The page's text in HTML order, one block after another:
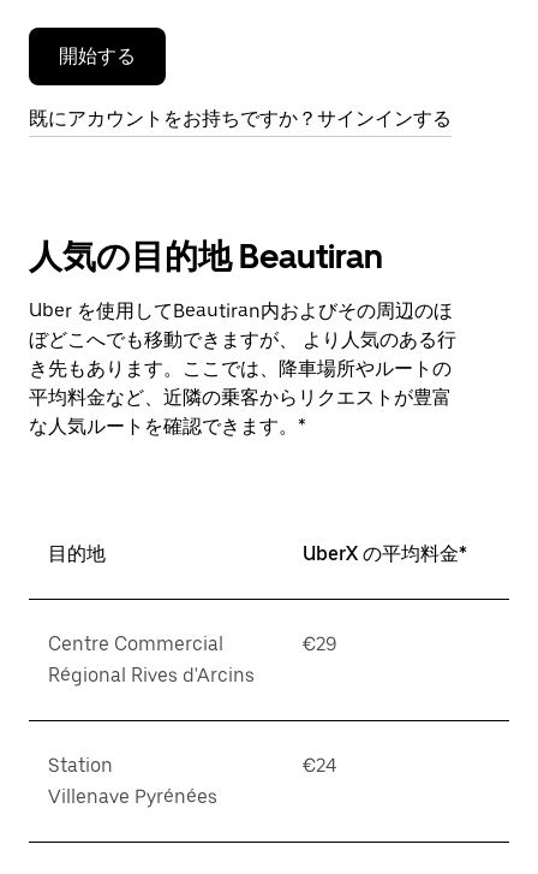
開始する
既にアカウントをお持ちですか？サインインする
人気の目的地 Beautiran
Uber を使用してBeautiran内およびその周辺のほ
ぼどこへでも移動できますが、 より人気のある行
き先もあります。ここでは、降車場所やルートの
平均料金など、近隣の乗客からリクエストが豊富
な人気ルートを確認できます。*
目的地 UberX の平均料金*
Centre Commercial
Régional Rives d'Arcins
€29
Station
Villenave Pyrénées
€24